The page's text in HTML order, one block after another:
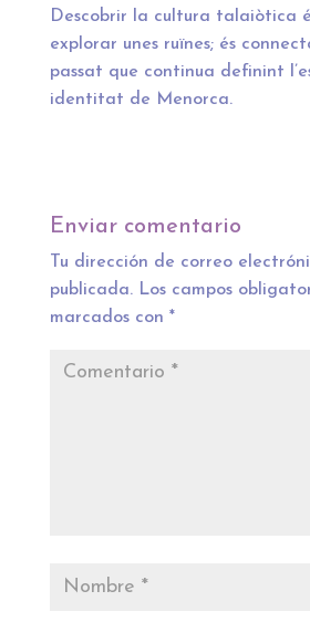
Descobrir la cultura talaiòtica
explorar unes ruïnes; és
passat que continua definint
identitat de Menorca.
Enviar comentario
Tu dirección de correo
publicada. Los campos
marcados con *